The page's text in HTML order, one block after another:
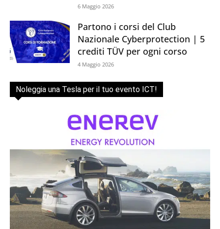
6 Maggio 2026
Partono i corsi del Club
Nazionale Cyberprotection | 5
crediti TÜV per ogni corso
4 Maggio 2026
Noleggia una Tesla per il tuo evento ICT!